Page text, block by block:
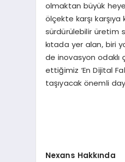
olmaktan büyük
ölçekte karşı
sürdürülebilir üretim
kıtada yer alan, biri
de inovasyon odaklı
ettiğimiz ‘En Dijital
taşıyacak önemli
Nexans Hakkında